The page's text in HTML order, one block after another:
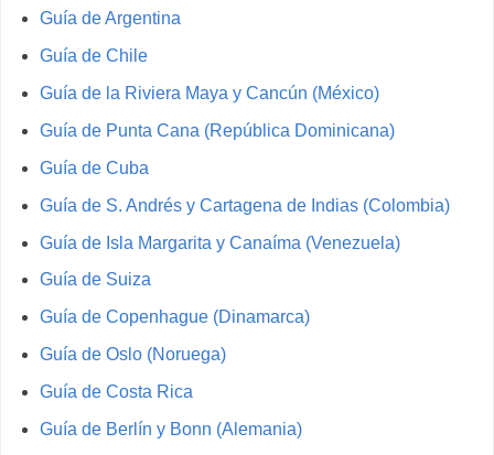
Guía de Argentina
Guía de Chile
Guía de la Riviera Maya y Cancún (México)
Guía de Punta Cana (República Dominicana)
Guía de Cuba
Guía de S. Andrés y Cartagena de Indias (Colombia)
Guía de Isla Margarita y Canaíma (Venezuela)
Guía de Suiza
Guía de Copenhague (Dinamarca)
Guía de Oslo (Noruega)
Guía de Costa Rica
Guía de Berlín y Bonn (Alemania)